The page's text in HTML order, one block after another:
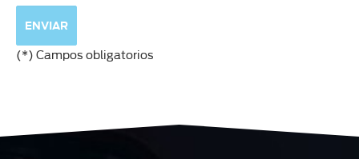
(*) Campos obligatorios